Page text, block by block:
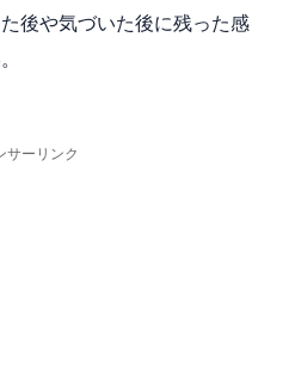
後や気づいた後に残った感
サーリンク